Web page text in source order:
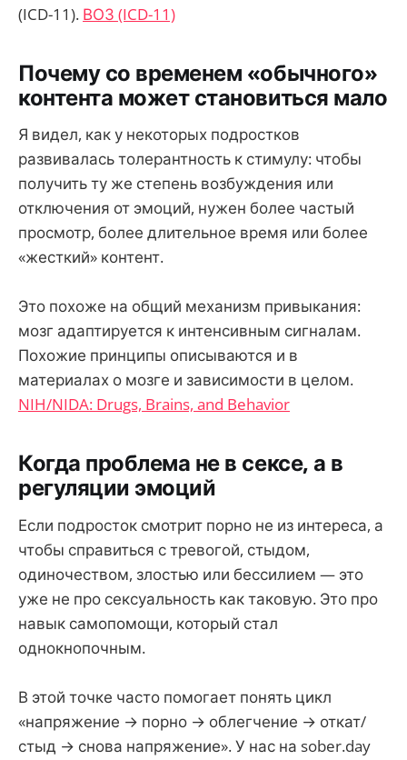
(ICD-11). ВОЗ (ICD-11)
Почему со временем «обычного»
контента может становиться мало
Я видел, как у некоторых подростков
развивалась толерантность к стимулу: чтобы
получить ту же степень возбуждения или
отключения от эмоций, нужен более частый
просмотр, более длительное время или более
«жесткий» контент.
Это похоже на общий механизм привыкания:
мозг адаптируется к интенсивным сигналам.
Похожие принципы описываются и в
материалах о мозге и зависимости в целом.
NIH/NIDA: Drugs, Brains, and Behavior
Когда проблема не в сексе, а в
регуляции эмоций
Если подросток смотрит порно не из интереса, а
чтобы справиться с тревогой, стыдом,
одиночеством, злостью или бессилием — это
уже не про сексуальность как таковую. Это про
навык самопомощи, который стал
однокнопочным.
В этой точке часто помогает понять цикл
«напряжение → порно → облегчение → откат/
стыд → снова напряжение». У нас на sober.day